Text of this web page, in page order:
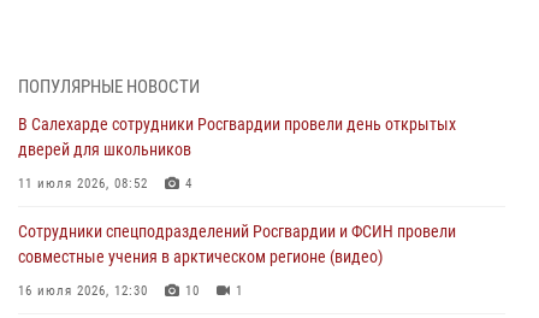
03 августа 2026, 07:21 2
Генерал-полковник Юрий Аверин выступил на Всероссийском
молодёжном образовательном форуме «Территория смыслов»
03 августа 2026, 06:54
Директор Росгвардии Герой России генерал армии Виктор Золотов
поздравил специалистов подразделений тыла с профессиональным
праздником
ПОПУЛЯРНЫЕ НОВОСТИ
В Салехарде сотрудники Росгвардии провели день открытых
дверей для школьников
11 июля 2026, 08:52 4
Сотрудники спецподразделений Росгвардии и ФСИН провели
совместные учения в арктическом регионе (видео)
16 июля 2026, 12:30 10 1